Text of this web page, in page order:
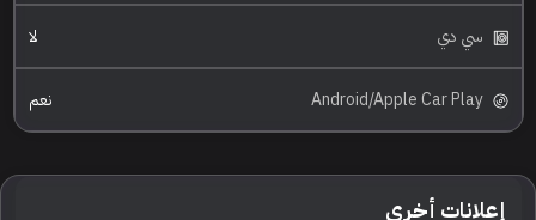
سي دي لا
Android/Apple Car Play نعم
إعلانات أخرى